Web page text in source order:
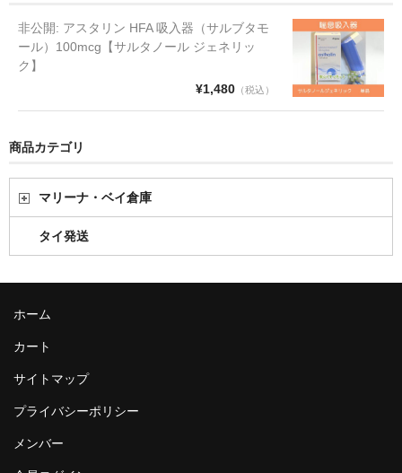
非公開: アスタリン HFA 吸入器（サルブタモ
ール）100mcg【サルタノール ジェネリッ
ク】
¥1,480（税込）
商品カテゴリ
マリーナ・ベイ倉庫
タイ発送
ホーム
カート
サイトマップ
プライバシーポリシー
メンバー